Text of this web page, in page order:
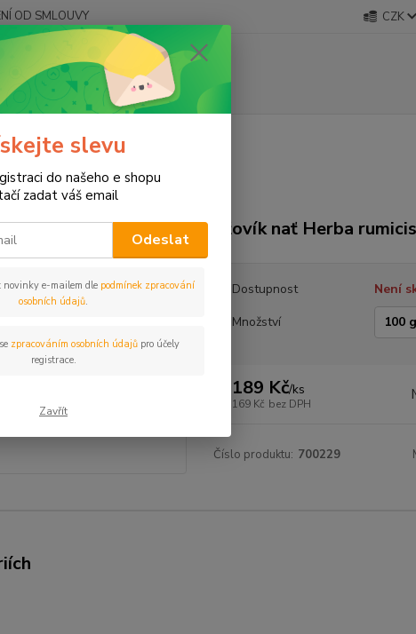
OD SMLOUVY CZK
Hledat
NAŤ - HERBA Šťovík nať
Šťovík nať Herba
Dostupnost
Není
Množství
189 Kč/ks
169 Kč bez DPH
Číslo produktu: 700229
slevu
do našeho e shopu
zadat váš email
Odeslat
novinky e-mailem dle podmínek zpracování
osobních údajů.
zpracováním osobních údajůpro účely
registrace.
Zavřít